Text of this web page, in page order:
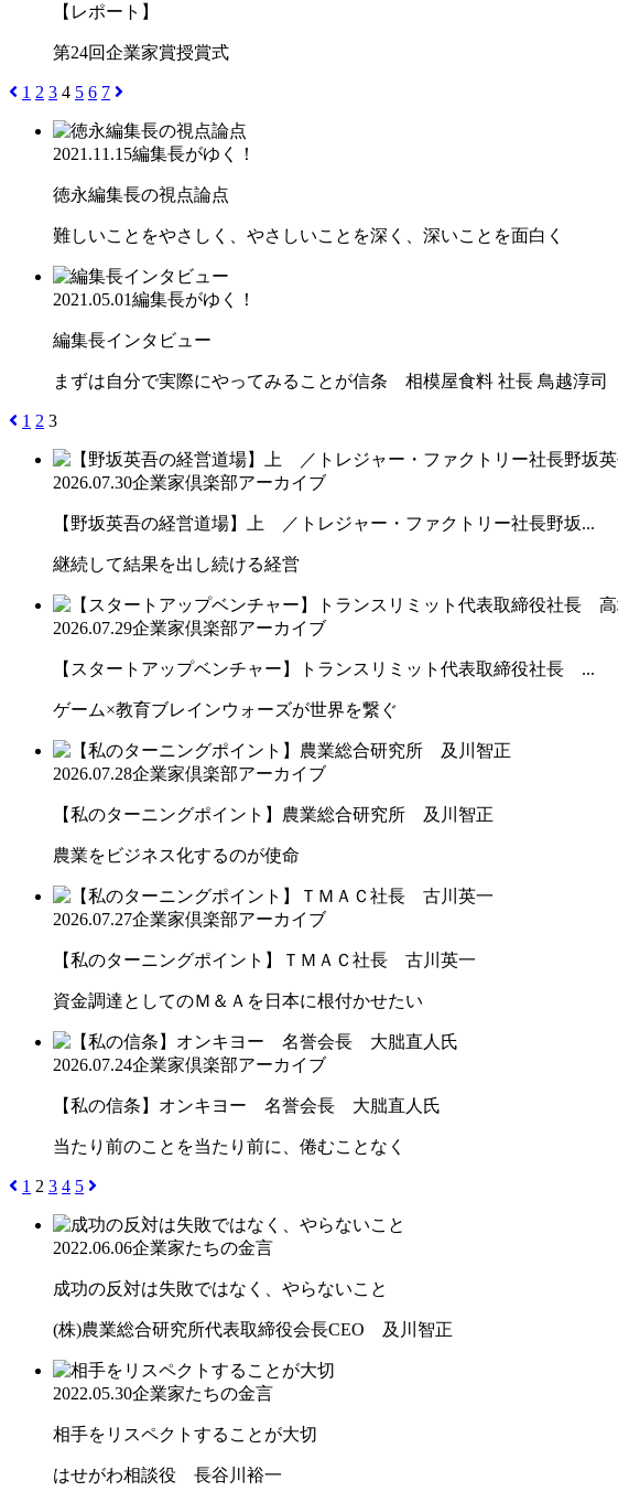
【レポート】
第24回企業家賞授賞式
1 2 3 4 5 6 7
2021.11.15編集長がゆく！
徳永編集長の視点論点
難しいことをやさしく、やさしいことを深く、深いことを面白く
2021.05.01編集長がゆく！
編集長インタビュー
まずは自分で実際にやってみることが信条 相模屋食料 社長 鳥越淳司
1 2 3
2026.07.30企業家倶楽部アーカイブ
【野坂英吾の経営道場】上 ／トレジャー・ファクトリー社長野坂...
継続して結果を出し続ける経営
2026.07.29企業家倶楽部アーカイブ
【スタートアップベンチャー】トランスリミット代表取締役社長 ...
ゲーム×教育ブレインウォーズが世界を繋ぐ
2026.07.28企業家倶楽部アーカイブ
【私のターニングポイント】農業総合研究所 及川智正
農業をビジネス化するのが使命
2026.07.27企業家倶楽部アーカイブ
【私のターニングポイント】ＴＭＡＣ社長 古川英一
資金調達としてのＭ＆Ａを日本に根付かせたい
2026.07.24企業家倶楽部アーカイブ
【私の信条】オンキヨー 名誉会長 大朏直人氏
当たり前のことを当たり前に、倦むことなく
1 2 3 4 5
2022.06.06企業家たちの金言
成功の反対は失敗ではなく、やらないこと
(株)農業総合研究所代表取締役会長CEO 及川智正
2022.05.30企業家たちの金言
相手をリスペクトすることが大切
はせがわ相談役 長谷川裕一